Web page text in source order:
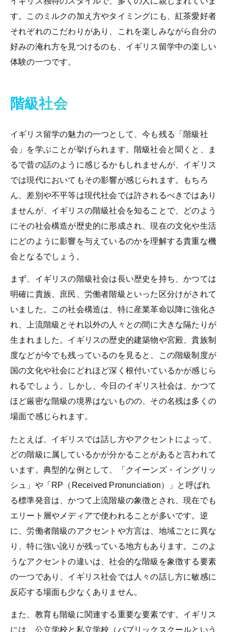
す。このミルクの加え方やタイミングにも、紅茶愛好者
それぞれのこだわりがあり、これを楽しみながら自分の
好みの淹れ方を見つけるのも、イギリス留学中の楽しい
体験の一つです。
階級社会
イギリス留学の魅力の一つとして、今も残る「階級社
会」を学ぶことが挙げられます。階級社会と聞くと、ま
るで昔の話のように感じるかもしれませんが、イギリス
では現代においてもその影響が感じられます。もちろ
ん、差別や不平等は現代社会では許されるべきではあり
ませんが、イギリスの階級社会を知ることで、どのよう
にその社会構造が歴史的に形成され、現在の文化や生活
にどのように影響を与えているのかを理解する貴重な機
会となるでしょう。
まず、イギリスの階級社会は長い歴史を持ち、かつては
明確に貴族、庶民、労働者階級といった区分けがされて
いました。この社会構造は、特に産業革命以降に強化さ
れ、上流階級とそれ以外の人々との間に大きな隔たりが
生まれました。イギリスの歴史的建築物や宮殿、貴族制
度などが今でも残っているのを見ると、この階級制度が
国の文化や社会にどれほど深く根付いているかが感じら
れるでしょう。しかし、今日のイギリス社会は、かつて
ほど厳密な階級の境界はないものの、その名残は多くの
場面で感じられます。
たとえば、イギリスでは話し方やアクセントによって、
どの階級に属しているかが分かることがあると言われて
います。典型的な例として、「クイーンズ・イングリッ
シュ」や「RP（Received Pronunciation）」と呼ばれ
る標準発音は、かつて上流階級の象徴とされ、現在でも
エリート層やメディアで使われることが多いです。逆
に、労働者階級のアクセントや方言は、地域ごとに異な
り、特に強い訛りが残っている地方もあります。このよ
うなアクセントの違いは、社会的な階級を象徴する要素
の一つであり、イギリス社会では人々の話し方に敏感に
反応する場面も少なくありません。
また、教育も階級に関連する重要な要素です。イギリス
には、公立学校と私立学校（パブリックスクールという